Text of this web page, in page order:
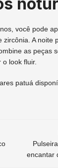
você pode
zircônia. A noite
as peças
look fluir.
patuá
encantar